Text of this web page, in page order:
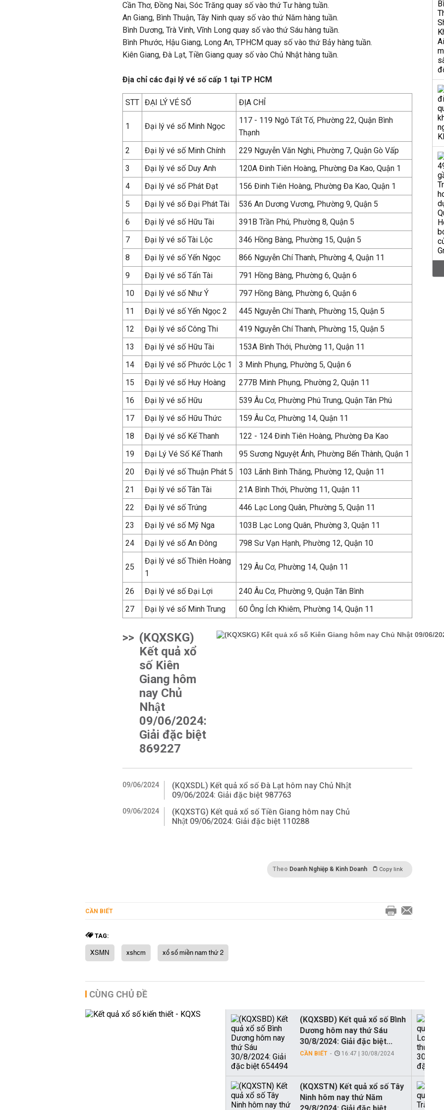
Cần Thơ, Đồng Nai, Sóc Trăng quay số vào thứ Tư hàng tuần.
An Giang, Bình Thuận, Tây Ninh quay số vào thứ Năm hàng tuần.
Bình Dương, Trà Vinh, Vĩnh Long quay số vào thứ Sáu hàng tuần.
Bình Phước, Hậu Giang, Long An, TPHCM quay số vào thứ Bảy hàng tuần.
Kiên Giang, Đà Lạt, Tiền Giang quay số vào Chủ Nhật hàng tuần.
Địa chỉ các đại lý vé số cấp 1 tại TP HCM
STT ĐẠI LÝ VÉ SỐ ĐỊA CHỈ
1 Đại lý vé số Minh Ngọc
117 - 119 Ngô Tất Tố, Phường 22, Quận Bình
Thạnh
2
Đại lý vé số Minh Chính
229 Nguyễn Văn Nghi, Phường 7, Quận Gò Vấp
3
Đại lý vé số Duy Anh
120A Đinh Tiên Hoàng, Phường Đa Kao, Quận 1
4
Đại lý vé số Phát Đạt
156 Đinh Tiên Hoàng, Phường Đa Kao, Quận 1
5
Đại lý vé số Đại Phát Tài
536 An Dương Vương, Phường 9, Quận 5
6
Đại lý vé số Hữu Tài
391B Trần Phú, Phường 8, Quận 5
7
Đại lý vé số Tài Lộc
346 Hồng Bàng, Phường 15, Quận 5
8
Đại lý vé số Yến Ngọc
866 Nguyễn Chí Thanh, Phường 4, Quận 11
9
Đại lý vé số Tấn Tài
791 Hồng Bàng, Phường 6, Quận 6
10
Đại lý vé số Như Ý
797 Hồng Bàng, Phường 6, Quận 6
11
Đại lý vé số Yến Ngọc 2
445 Nguyễn Chí Thanh, Phường 15, Quận 5
12
Đại lý vé số Công Thi
419 Nguyễn Chí Thanh, Phường 15, Quận 5
13
Đại lý vé số Hữu Tài
153A Bình Thới, Phường 11, Quận 11
14
Đại lý vé số Phước Lộc 1
3 Minh Phụng, Phường 5, Quận 6
15
Đại lý vé số Huy Hoàng
277B Minh Phụng, Phường 2, Quận 11
16
Đại lý vé số Hữu
539 Âu Cơ, Phường Phú Trung, Quận Tân Phú
17
Đại lý vé số Hữu Thức
159 Âu Cơ, Phường 14, Quận 11
18
Đại lý vé số Kế Thanh
122 - 124 Đinh Tiên Hoàng, Phường Đa Kao
19
Đại Lý Vé Số Kế Thanh
95 Sương Nguyệt Ánh, Phường Bến Thành, Quận 1
20
Đại lý vé số Thuận Phát 5
103 Lãnh Binh Thăng, Phường 12, Quận 11
21
Đại lý vé số Tân Tài
21A Bình Thới, Phường 11, Quận 11
22
Đại lý vé số Trúng
446 Lạc Long Quân, Phường 5, Quận 11
23
Đại lý vé số Mỹ Nga
103B Lạc Long Quân, Phường 3, Quận 11
24
Đại lý vé số An Đông 798 Sư Vạn Hạnh, Phường 12, Quận 10
25
Đại lý vé số Thiên Hoàng
1
129 Âu Cơ, Phường 14, Quận 11
26 Đại lý vé số Đại Lợi
240 Âu Cơ, Phường 9, Quận Tân Bình
27
Đại lý vé số Minh Trung 60 Ông Ích Khiêm, Phường 14, Quận 11
>> (KQXSKG)
Kết quả xổ
số Kiên
Giang hôm
nay Chủ
Nhật
09/06/2024:
Giải đặc biệt
869227
09/06/2024
(KQXSDL) Kết quả xổ số Đà Lạt hôm nay Chủ Nhật
09/06/2024: Giải đặc biệt 987763
09/06/2024
(KQXSTG) Kết quả xổ số Tiền Giang hôm nay Chủ
Nhật 09/06/2024: Giải đặc biệt 110288
Theo Doanh Nghiệp & Kinh Doanh Copy link
CẦN BIẾT
TAG:
XSMN xshcm xổ số miền nam thứ 2
CÙNG CHỦ ĐỀ
(KQXSBD) Kết quả xổ số Bình
Dương hôm nay thứ Sáu
30/8/2024: Giải đặc biệt...
CẦN BIẾT 16:47 | 30/08/2024
(KQXSTN) Kết quả xổ số Tây
Ninh hôm nay thứ Năm